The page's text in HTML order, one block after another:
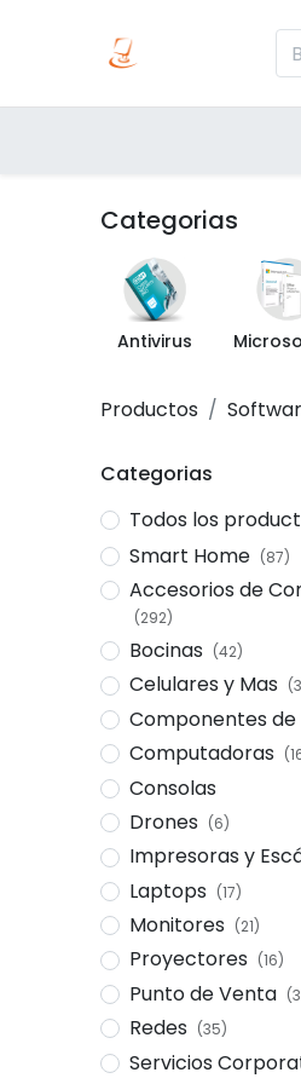
Categorias
Antivirus
Productos
Categorias
Todos los
Smart Home (87)
Accesorios de
(292)
Bocinas (42)
Celulares y Mas
Componentes de
Computadoras
Consolas
Drones (6)
Impresoras y
Laptops (17)
Monitores (21)
Proyectores (16)
Punto de Venta
Redes (35)
Servicios